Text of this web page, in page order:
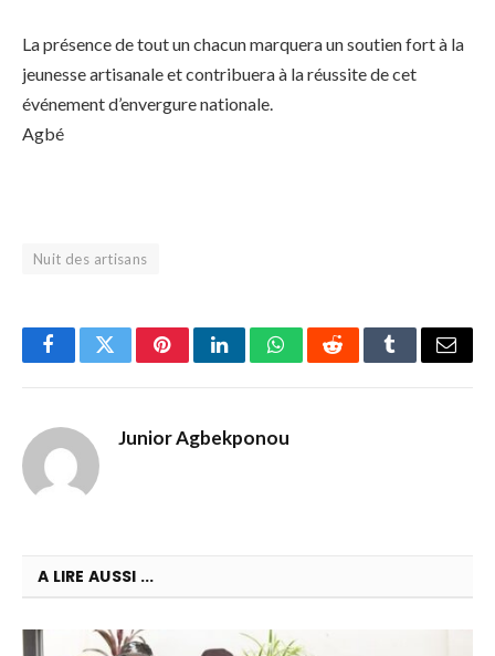
La présence de tout un chacun marquera un soutien fort à la
jeunesse artisanale et contribuera à la réussite de cet
événement d’envergure nationale.
Agbé
Nuit des artisans
FacebookTwitterPinterestLinkedInWhatsAppRedditTumblrEmail
Junior Agbekponou
A LIRE AUSSI ...